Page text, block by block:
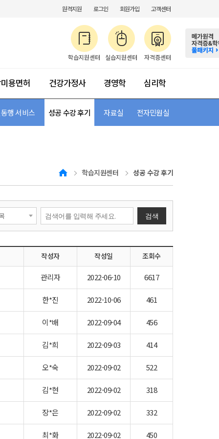
원격지원 로그인 회원가입 고객센터
학습지원센터 실습지원센터 자격증센터
수강절차방법 등록금 납부
초급 가이드
용면허 건강가정사 경영학 심리학
행 서비스 성공 수강 후기 자료실 전자민원실
HOME 학습지원센터 성공 수강 후기
검
색
어
력
검색
작성자 작성일 조회수
관리자 2022-06-10 6617
한*진 2022-10-06 461
이*배 2022-09-04 456
김*희 2022-09-03 414
오*숙 2022-09-02 522
김*현 2022-09-02 318
장*은 2022-09-02 332
최*화 2022-09-02 450